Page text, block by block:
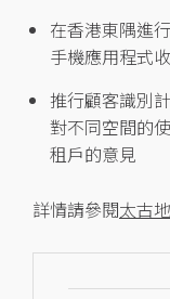
在香港東隅進
手機應用程式
推行顧客識別
對不同空間的
租戶的意見
詳情請參閱太古